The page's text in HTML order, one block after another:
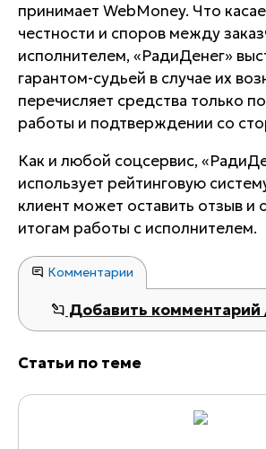
принимает WebMoney. Что
честности и споров между
исполнителем, «РадиДенег»
гарантом-судьей в случае их
перечисляет средства только
работы и подтверждении со
Как и любой соцсервис,
использует рейтинговую
клиент может оставить отзыв и
итогам работы с исполнителем.
Комментарии
Добавить комментарий
Статьи по теме